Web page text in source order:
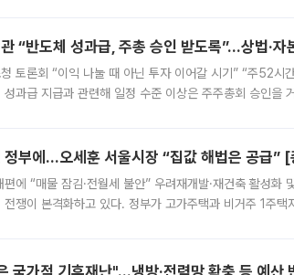
“반도체 성과급, 주총 승인 받도록”…상법·자
토론회 “이익 나눌 때 아닌 투자 이어갈 시기” “주52시
성과급 지급과 관련해 일정 수준 이상은 주주총회 승인을
정부에…오세훈 서울시장 “집값 해법은 공급” [
에 “매물 잠김·전월세 불안” 우려재개발·재건축 활성화
전쟁이 본격화하고 있다. 정부가 고가주택과 비거주 1주
국가적 기후재난"…냉방·전력망 확충 등 예산